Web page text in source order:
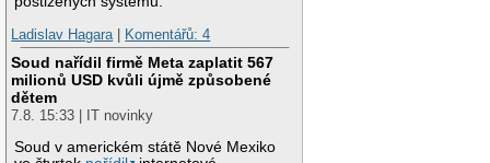
Ladislav Hagara
Komentářů: 4
Soud nařídil firmě Meta zaplatit 567
milionů USD kvůli újmě způsobené
dětem
7.8. 15:33 | IT novinky
Soud v americkém státě Nové Mexiko